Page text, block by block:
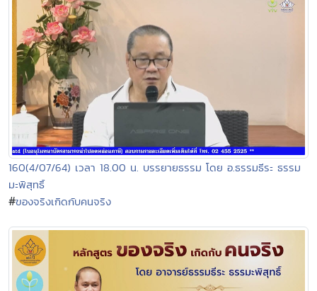
160(4/07/64) เวลา 18.00 น. บรรยายธรรม โดย อ.ธรรมธีระ ธรรม
มะพิสุทธิ์
#ของจริงเกิดกับคนจริง